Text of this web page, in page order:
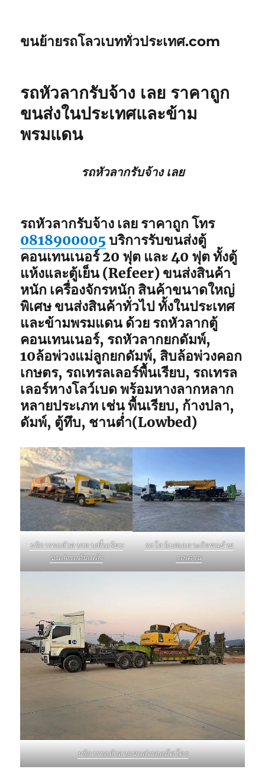
ขนย้ายรถโลวเบททั่วประเทศ.com
รถหัวลากรับจ้าง เลย ราคาถูก
ขนส่งในประเทศและข้าม
พรมแดน
รถหัวลากรับจ้าง เลย
รถหัวลากรับจ้าง เลย ราคาถูก โทร
0818900005 บริการรับขนส่งตู้
คอนเทนเนอร์ 20 ฟุต และ 40 ฟุต ทั้งตู้
แห้งและตู้เย็น (Refeer) ขนส่งสินค้า
หนัก เครื่องจักรหนัก สินค้าขนาดใหญ่
พิเศษ ขนส่งสินค้าทั่วไป ทั้งในประเทศ
และข้ามพรมแดน ด้วย รถหัวลากตู้
คอนเทนเนอร์, รถหัวลากยกดัมพ์,
10ล้อพ่วงแม่ลูกยกดัมพ์, สิบล้อพ่วงคอก
เกษตร, รถเทรลเลอร์พื้นเรียบ, รถเทรล
เลอร์หางโลว์เบด พร้อมหางลากหลาก
หลายประเภท เช่น พื้นเรียบ, ก้างปลา,
ดัมพ์, ตู้ทึบ, ชานต่ำ(Lowbed)
บริการรถหัวลากหางพื้นเรียบ
ขนส่งรถดับเพลิง
รถโลว์เบดเฉพาะกิจขนย้าย
รถเครน
บริการรถหัวลากขนส่งรถแม็คโคร